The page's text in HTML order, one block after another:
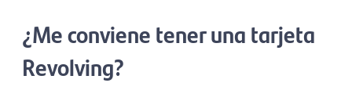
¿Me conviene tener una tarjeta
Revolving?